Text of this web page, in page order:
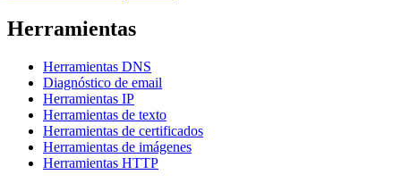
Herramientas
Herramientas DNS
Diagnóstico de email
Herramientas IP
Herramientas de texto
Herramientas de certificados
Herramientas de imágenes
Herramientas HTTP